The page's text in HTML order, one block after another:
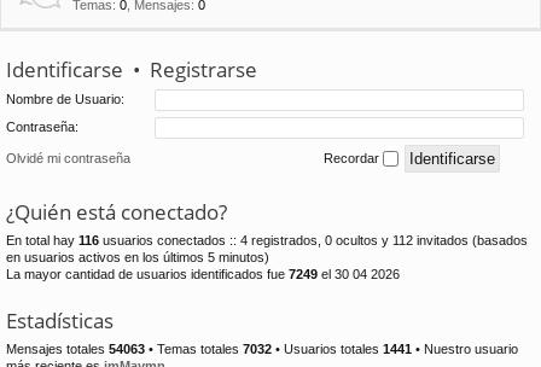
Temas: 0 Mensajes: 0
Identificarse • Registrarse
Nombre de Usuario:
Contraseña:
Olvidé mi contraseña Recordar
¿Quién está conectado?
En total hay 116 usuarios conectados :: 4 registrados, 0 ocultos y 112 invitados (basados
en usuarios activos en los últimos 5 minutos)
La mayor cantidad de usuarios identificados fue 7249 el 30 04 2026
Estadísticas
Mensajes totales 54063 • Temas totales 7032 • Usuarios totales 1441 • Nuestro usuario